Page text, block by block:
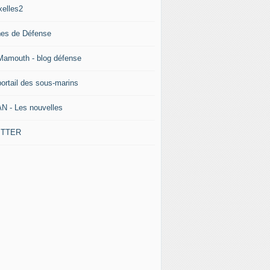
de Défense
- blog défense
des sous-marins
- Les nouvelles